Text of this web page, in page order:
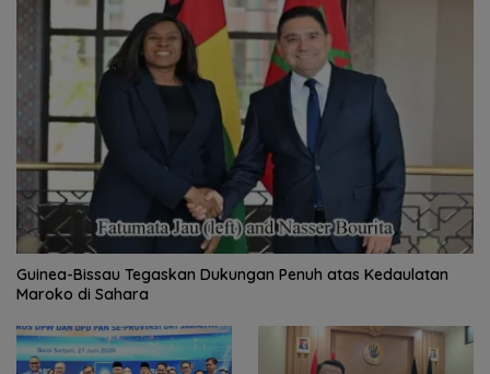
Guinea-Bissau Tegaskan Dukungan Penuh atas Kedaulatan
Maroko di Sahara